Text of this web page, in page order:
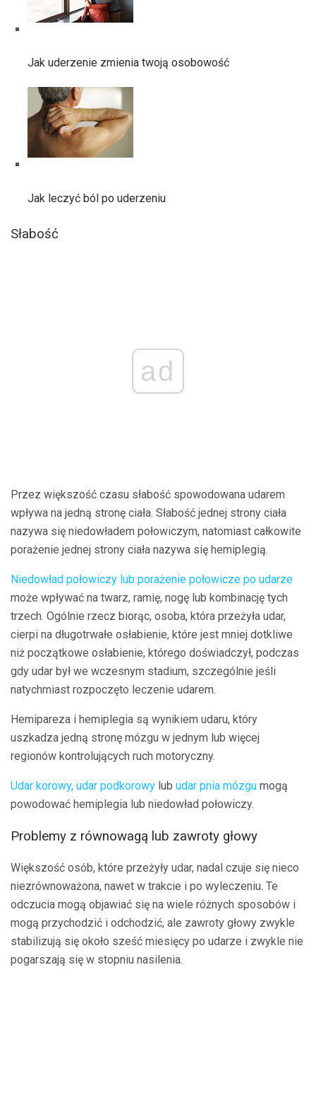
Jak uderzenie zmienia twoją osobowość
Jak leczyć ból po uderzeniu
Słabość
ad
Przez większość czasu słabość spowodowana udarem
wpływa na jedną stronę ciała. Słabość jednej strony ciała
nazywa się niedowładem połowiczym, natomiast całkowite
porażenie jednej strony ciała nazywa się hemiplegią.
Niedowład połowiczy lub porażenie połowicze po udarze
może wpływać na twarz, ramię, nogę lub kombinację tych
trzech. Ogólnie rzecz biorąc, osoba, która przeżyła udar,
cierpi na długotrwałe osłabienie, które jest mniej dotkliwe
niż początkowe osłabienie, którego doświadczył, podczas
gdy udar był we wczesnym stadium, szczególnie jeśli
natychmiast rozpoczęto leczenie udarem.
Hemipareza i hemiplegia są wynikiem udaru, który
uszkadza jedną stronę mózgu w jednym lub więcej
regionów kontrolujących ruch motoryczny.
Udar korowy, udar podkorowy lub udar pnia mózgu mogą
powodować hemiplegia lub niedowład połowiczy.
Problemy z równowagą lub zawroty głowy
Większość osób, które przeżyły udar, nadal czuje się nieco
niezrównoważona, nawet w trakcie i po wyleczeniu. Te
odczucia mogą objawiać się na wiele różnych sposobów i
mogą przychodzić i odchodzić, ale zawroty głowy zwykle
stabilizują się około sześć miesięcy po udarze i zwykle nie
pogarszają się w stopniu nasilenia.